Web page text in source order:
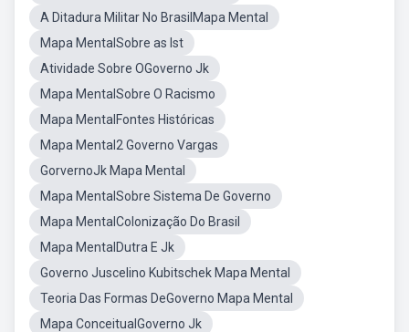
A Ditadura Militar No BrasilMapa Mental
Mapa MentalSobre as Ist
Atividade Sobre OGoverno Jk
Mapa MentalSobre O Racismo
Mapa MentalFontes Históricas
Mapa Mental2 Governo Vargas
GorvernoJk Mapa Mental
Mapa MentalSobre Sistema De Governo
Mapa MentalColonização Do Brasil
Mapa MentalDutra E Jk
Governo Juscelino Kubitschek Mapa Mental
Teoria Das Formas DeGoverno Mapa Mental
Mapa ConceitualGoverno Jk